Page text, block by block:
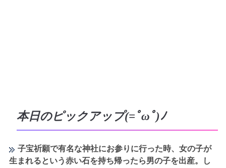
本日のピックアップ(=ﾟωﾟ)ﾉ
子宝祈願で有名な神社にお参りに行った時、女の子が
生まれるという赤い石を持ち帰ったら男の子を出産。し